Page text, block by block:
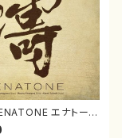
エナトーネ